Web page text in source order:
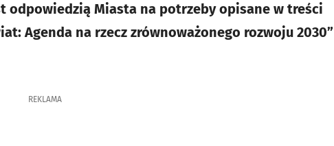
odpowiedzią Miasta na potrzeby opisane w treści
Agenda na rzecz zrównoważonego rozwoju 2030”
REKLAMA